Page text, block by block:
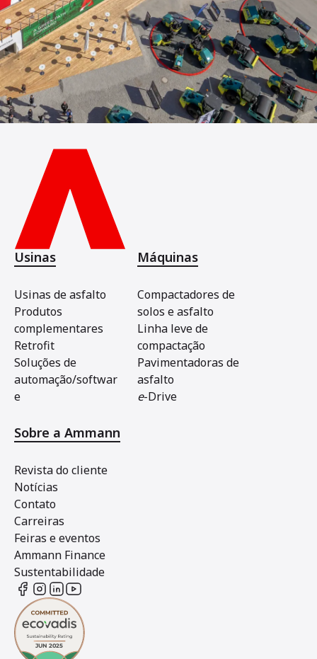
Usinas
Usinas de asfalto
Produtos
complementares
Retrofit
Soluções de
automação/softwar
e
Máquinas
Compactadores de
solos e asfalto
Linha leve de
compactação
Pavimentadoras de
asfalto
e-Drive
Sobre a Ammann
Revista do cliente
Notícias
Contato
Carreiras
Feiras e eventos
Ammann Finance
Sustentabilidade